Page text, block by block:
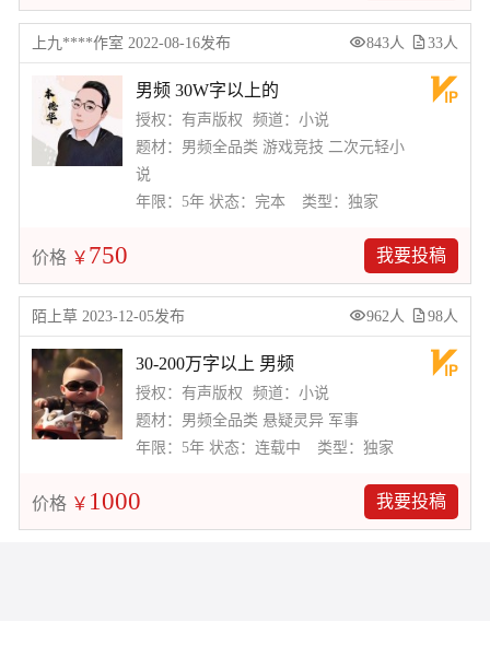
上九****作室 2022-08-16发布 843人 33人
男频 30W字以上的
授权：有声版权
频道：小说
题材：男频全品类 游戏竞技 二次元轻小
说
年限：5年 状态：完本 类型：独家
价格 ￥ 750 我要投稿
陌上草 2023-12-05发布 962人 98人
30-200万字以上 男频
授权：有声版权
频道：小说
题材：男频全品类 悬疑灵异 军事
年限：5年 状态：连载中 类型：独家
价格 ￥ 1000 我要投稿